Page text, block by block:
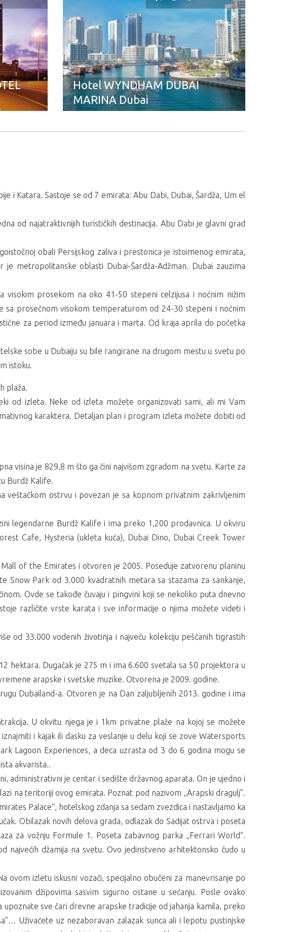
Hotel WYNDHAM DUBAI
MARINA Dubai
i Katara. Sastoje se od 7 emirata: Abu Dabi, Dubai, Šardža, Um el
od najatraktivnijih turističkih destinacija. Abu Dabi je glavni grad
obali Persijskog zaliva i prestonica je istoimenog emirata,
metropolitanske oblasti Dubai-Šardža-Adžman. Dubai zauzima
prosekom na oko 41-50 stepeni celzijusa i noćnim nižim
sa prosečnom visokom temperaturom od 24-30 stepeni i noćnim
za period između januara i marta. Od kraja aprila do početka
sobe u Dubaiju su bile rangirane na drugom mestu u svetu po
istoku.
plaža.
od izleta. Neke od izleta možete organizovati sami, ali mi Vam
karaktera. Detaljan plan i program izleta možete dobiti od
visina je 829,8 m što ga čini najvišom zgradom na svetu. Karte za
Burdž Kalife.
veštačkom ostrvu i povezan je sa kopnom privatnim zakrivljenim
legendarne Burdž Kalife i ima preko 1,200 prodavnica. U okviru
Cafe, Hysteria (ukleta kuća), Dubai Dino, Dubai Creek Tower
of the Emirates i otvoren je 2005. Poseduje zatvorenu planinu
Snow Park od 3.000 kvadratnih metara sa stazama za sankanje,
Ovde se takođe čuvaju i pingvini koji se nekoliko puta dnevno
različite vrste karata i sve informacije o njima možete videti i
od 33.000 vodenih životinja i najveću kolekciju peščanih tigrastih
hektara. Dugačak je 275 m i ima 6.600 svetala sa 50 projektora u
arapske i svetske muzike. Otvorena je 2009. godine.
Dubailand-a. Otvoren je na Dan zaljubljenih 2013. godine i ima
U okvitu njega je i 1km privatne plaže na kojoj se možete
i kajak ili dasku za veslanje u delu koji se zove Watersports
Lagoon Experiences, a deca uzrasta od 3 do 6 godina mogu se
akvarista..
administrativni je centar i sedište državnog aparata. On je ujedno i
na teritoriji ovog emirata. Poznat pod nazivom „Arapski dragulj”.
Palace“, hotelskog zdanja sa sedam zvezdica i nastavljamo ka
Obilazak novih delova grada, odlazak do Sadijat ostrva i poseta
za vožnju Formule 1. Poseta zabavnog parka „Ferrari World“.
najvećih džamija na svetu. Ovo jedinstveno arhitektonsko čudo u
ovom izletu iskusni vozači, specijalno obučeni za manevrisanje po
džipovima sasvim sigurno ostane u sećanju. Posle ovako
sve čari drevne arapske tradicije od jahanja kamila, preko
Uživaćete uz nezaboravan zalazak sunca ali i lepotu pustinjske